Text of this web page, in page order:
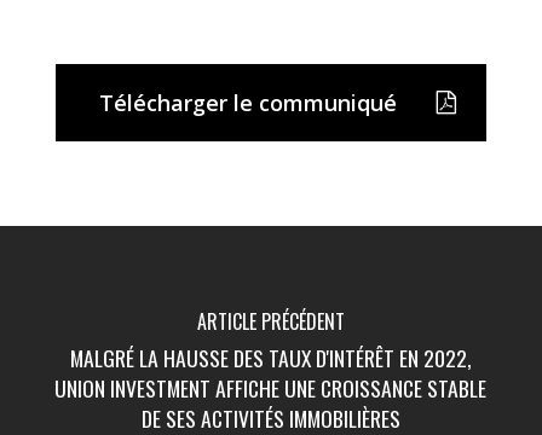
Télécharger le communiqué
ARTICLE PRÉCÉDENT
MALGRÉ LA HAUSSE DES TAUX D'INTÉRÊT EN 2022,
UNION INVESTMENT AFFICHE UNE CROISSANCE STABLE
DE SES ACTIVITÉS IMMOBILIÈRES